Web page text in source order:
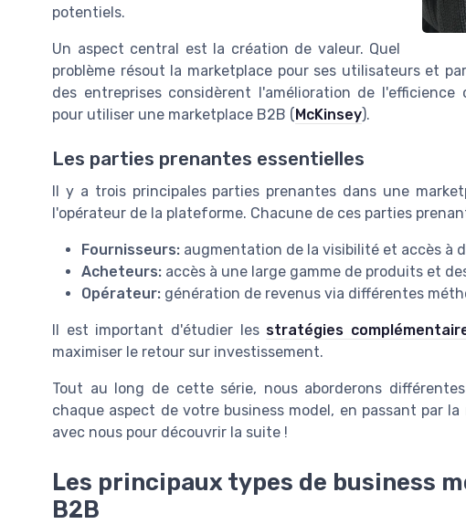
potentiels.
Un aspect central est la création de valeur. Quel
problème résout la marketplace pour ses utilisateurs et
des entreprises considèrent l'amélioration de
pour utiliser une marketplace B2B (McKinsey).
Les parties prenantes essentielles
Il y a trois principales parties prenantes dans une
l'opérateur de la plateforme. Chacune de ces parties
Fournisseurs: augmentation de la visibilité et accès à
Acheteurs: accès à une large gamme de produits et
Opérateur: génération de revenus via différentes
Il est important d'étudier les stratégies
maximiser le retour sur investissement.
Tout au long de cette série, nous aborderons
chaque aspect de votre business model, en passant par
avec nous pour découvrir la suite !
Les principaux types de business
B2B